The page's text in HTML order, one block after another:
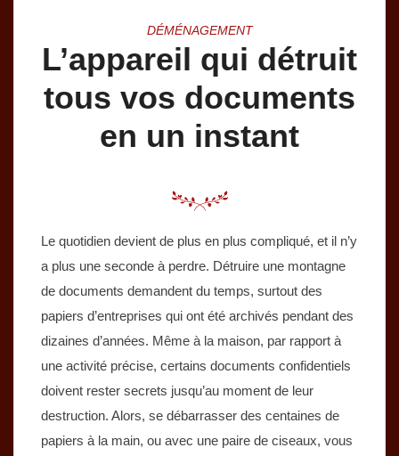
DÉMÉNAGEMENT
L’appareil qui détruit
tous vos documents
en un instant
Le quotidien devient de plus en plus compliqué, et il n’y
a plus une seconde à perdre. Détruire une montagne
de documents demandent du temps, surtout des
papiers d’entreprises qui ont été archivés pendant des
dizaines d’années. Même à la maison, par rapport à
une activité précise, certains documents confidentiels
doivent rester secrets jusqu’au moment de leur
destruction. Alors, se débarrasser des centaines de
papiers à la main, ou avec une paire de ciseaux, vous